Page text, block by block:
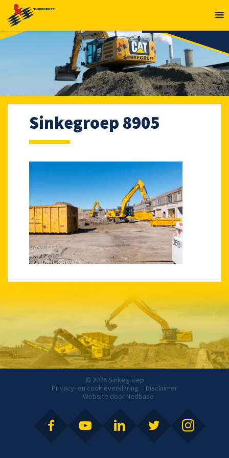
Sinkegroep 8905
© 2026 Sinkegroep
Privacy- en cookieverklaring
Disclaimer
Website door Nedbase